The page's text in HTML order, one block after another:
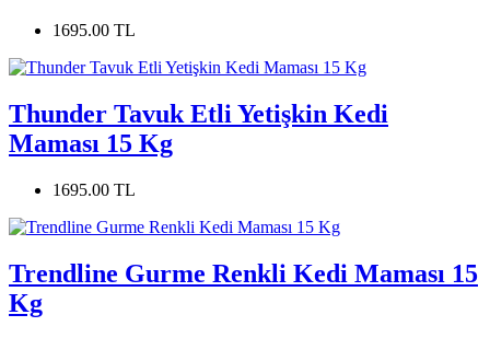
1695.00 TL
Thunder Tavuk Etli Yetişkin Kedi
Maması 15 Kg
1695.00 TL
Trendline Gurme Renkli Kedi Maması 15
Kg